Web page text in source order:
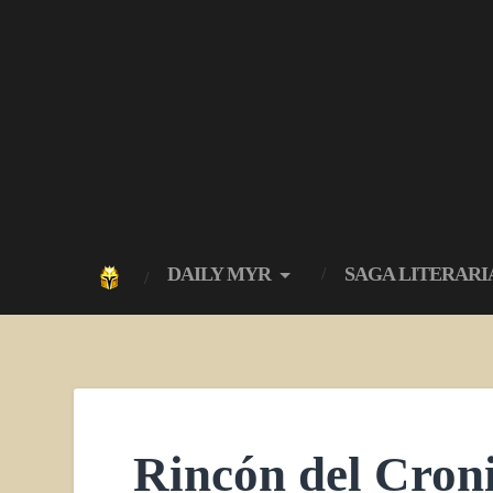
DAILY MYR SAGA
Rincón del